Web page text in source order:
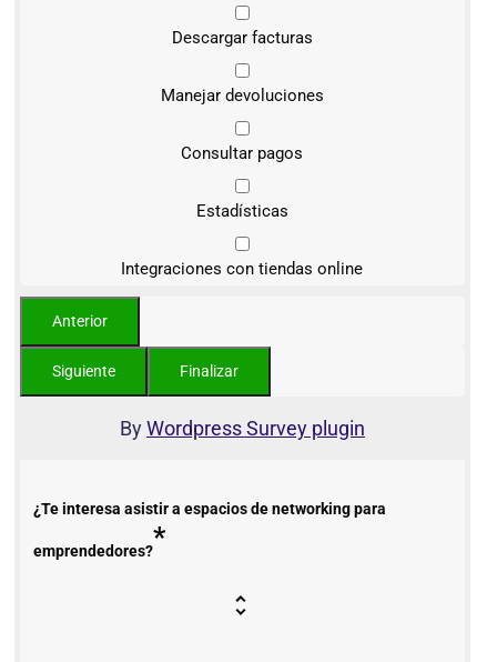
Descargar facturas
Manejar devoluciones
Consultar pagos
Estadísticas
Integraciones con tiendas online
ByWordpress Survey plugin
¿Te interesa asistir a espacios de networking para
emprendedores?*